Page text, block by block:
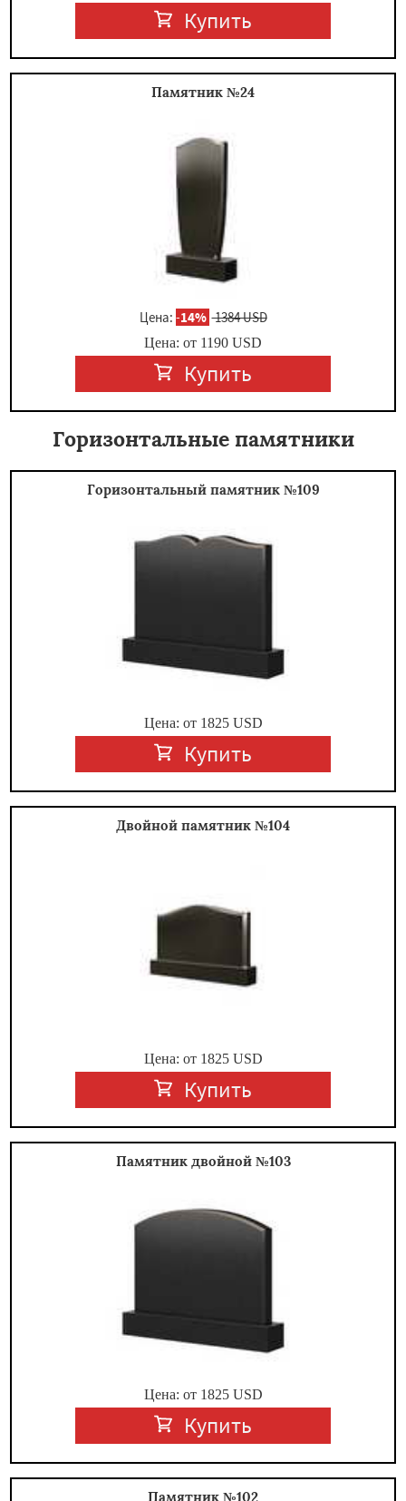
Купить
Памятник №24
Цена: -14% 1384 USD
Цена: от 1190 USD
Купить
Горизонтальные памятники
Горизонтальный памятник №109
Цена: от 1825USD
Купить
Двойной памятник №104
Цена: от 1825USD
Купить
Памятник двойной №103
Цена: от 1825USD
Купить
Памятник №102